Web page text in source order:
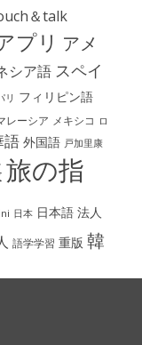
＆talk
プリ アメ
シア語 スペイ
リ フィリピン語
レーシア メキシコ ロ
語 外国語 戸加里康
旅の指
日本 日本語 法人
語学学習 重版 韓